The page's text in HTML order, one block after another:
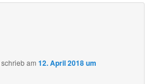
schriebam12. April 2018 um